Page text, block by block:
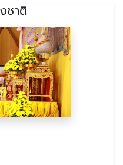
ชาติ